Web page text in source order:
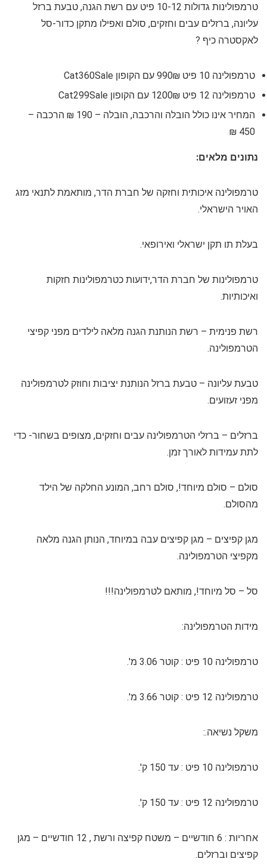
טרמפולינות גדולות 10-12 פיט עם רשת הגנה, טבעת ברזל
עליונה, ברזלים עבים וחזקים, סולם ואפילו מתקן כדור-סל
לאקסטרה כיף ?
טרמפולינה 10 פיט 990₪ עם הקופון Cat360Sale
טרמפולינה 12 פיט 1200₪ עם הקופון Cat299Sale
המחיר אינו כולל הובלה והרכבה, הובלה – 190 ₪ הרכבה –
450 ₪
נתונים מלאים:
טרמפולינה איכותית וחזקה של חברת הדר, מותאמת לתנאי מזג
האויר הישראלי.
בעלת תו תקן ישראלי ואירופאי.
טרמפולינות של חברת הדר,ידועות כטרמפולינות חזקות
ואיכותיות.
רשת פנימית – רשת הנותנת הגנה מלאה לילדים מפני קפיצי
הטרמפולינה.
טבעת עליונה – טבעת ברזל הנותנת יציבות וחוזק לטרמפולינה
מפני זעזועים.
ברזלים – ברזלי הטרמפולינה עבים וחזקים, מצופים בשחור- כדי
לתת עמידות לאורך זמן.
סולם – סולם מיוחד!, סולם רחב, המונע החלקה של הילד
מהסולם.
מגן קפיצים – מגן קפיצים עבה במיוחד, הנותן הגנה מלאה
מקפיצי הטרמפולינה.
סל – סל מיוחד!, מותאם לטרמפולינה!!!
מידות הטרמפולינה:
טרמפולינה 10 פיט : קוטר 3.06 מ'.
טרמפולינה 12 פיט : קוטר 3.66 מ'.
משקל נשיאה.:
טרמפולינה 10 פיט : עד 150 ק'.
טרמפולינה 12 פיט : עד 150 ק'.
אחריות : 6 חודשיים – משטח קפיצה ורשת , 12 חודשיים – מגן
קפיצים וברזלים.